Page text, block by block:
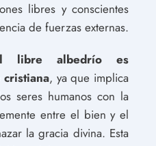
libres y conscientes
de fuerzas externas.
libre albedrío es
, ya que implica
seres humanos con la
entre el bien y el
la gracia divina. Esta